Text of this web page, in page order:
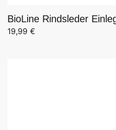
BioLine Rindsleder
19,99 €